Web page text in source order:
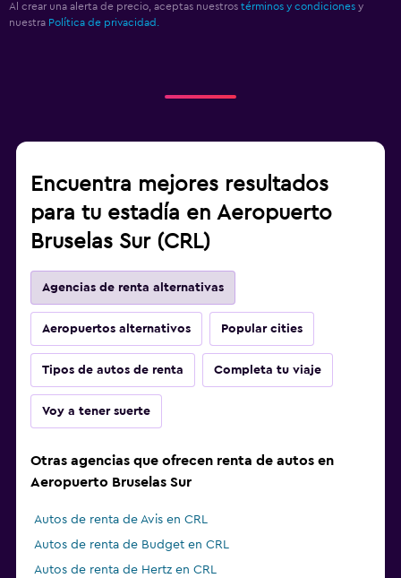
Al crear una alerta de precio, aceptas nuestros términos y condiciones y
nuestra Política de privacidad.
Encuentra mejores resultados
para tu estadía en Aeropuerto
Bruselas Sur (CRL)
Agencias de renta alternativas
Aeropuertos alternativos Popular cities
Tipos de autos de renta Completa tu viaje
Voy a tener suerte
Otras agencias que ofrecen renta de autos en
Aeropuerto Bruselas Sur
Autos de renta de Avis en CRL
Autos de renta de Budget en CRL
Autos de renta de Hertz en CRL